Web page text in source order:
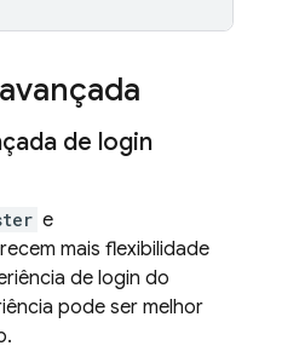
de login
e
mais flexibilidade
de login do
pode ser melhor